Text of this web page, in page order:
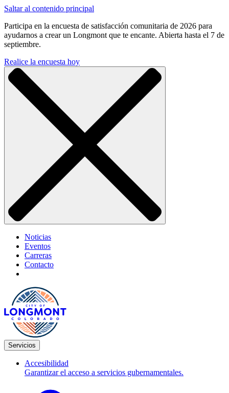
Saltar al contenido principal
Participa en la encuesta de satisfacción comunitaria de 2026 para
ayudarnos a crear un Longmont que te encante. Abierta hasta el 7 de
septiembre.
Realice la encuesta hoy
Noticias
Eventos
Carreras
Contacto
Servicios
Accesibilidad
Garantizar el acceso a servicios gubernamentales.